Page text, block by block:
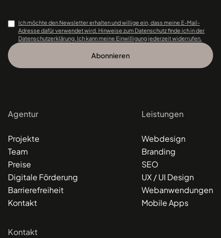
Ich möchte den Newsletter erhalten und willige ein, dass meine E-Mail-
Adresse dafür verwendet wird. Hinweise zum Datenschutz finde ich in der
Datenschutzerklärung. Ich kann meine Einwilligung jederzeit widerrufen.
Agentur
Projekte
Team
Preise
Digitale Förderung
Barrierefreiheit
Kontakt
Leistungen
Webdesign
Branding
SEO
UX / UI Design
Webanwendungen
Mobile Apps
Kontakt